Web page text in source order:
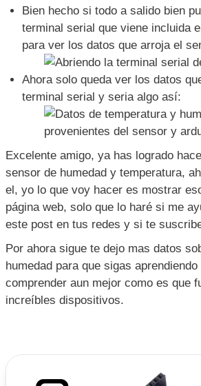
PROGRAMANDO
Ya que tienes conectado tu Arduino y
compilado, solo debes dar clic en el
izquierdo del icono que utilizaste
clic el código se compilara
chip del Arduino y si todo sale bien
Bien hecho si todo a salido bien
terminal serial que viene incluida
para ver los datos que arroja el
Ahora solo queda ver los datos
terminal serial y seria algo así:
Excelente amigo, ya has logrado